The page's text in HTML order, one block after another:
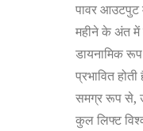
पावर आउटपुट
महीने के अंत में
डायनामिक
प्रभावित होती
समग्र रूप से,
कुल लिफ्ट